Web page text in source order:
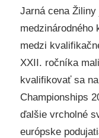
Jarná cena
medzinárodného
medzi
XXII. ročníka
kvalifikovať sa
Championships
ďalšie vrcholné
európske